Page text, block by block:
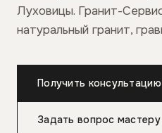
Луховицы. Гранит-
натуральный гранит,
Получить консультацию
Задать вопрос мастеру